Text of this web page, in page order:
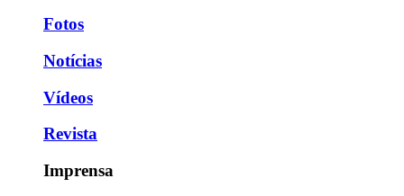
Fotos
Notícias
Vídeos
Revista
Imprensa